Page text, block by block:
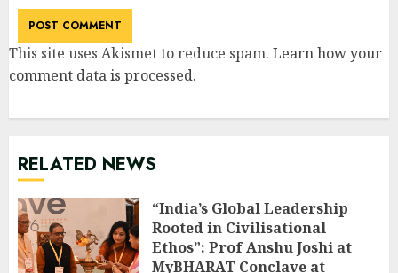
This site uses Akismet to reduce spam. Learn how your
comment data is processed.
RELATED NEWS
“India’s Global Leadership
Rooted in Civilisational
Ethos”: Prof Anshu Joshi at
MyBHARAT Conclave at